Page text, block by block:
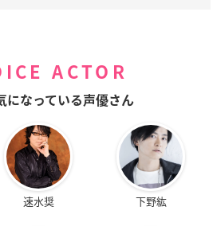
ACTOR
になっている声優さん
速水奨 下野紘